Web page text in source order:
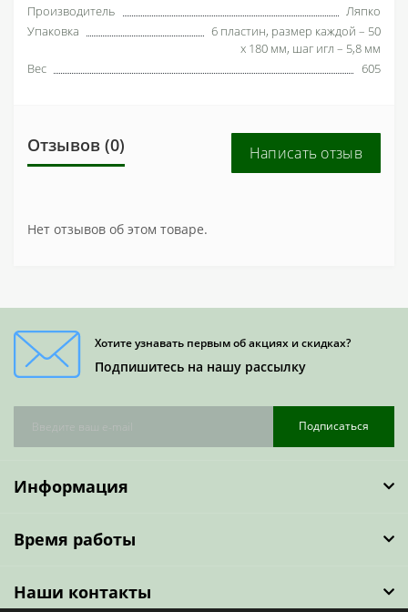
Производитель
Ляпко
Упаковка
6 пластин, размер каждой – 50
х 180 мм, шаг игл – 5,8 мм
Вес
605
Отзывов (0) Написать отзыв
Нет отзывов об этом товаре.
Хотите узнавать первым об акциях и скидках?
Подпишитесь на нашу рассылку
Подписаться
Информация
Время работы
Наши контакты